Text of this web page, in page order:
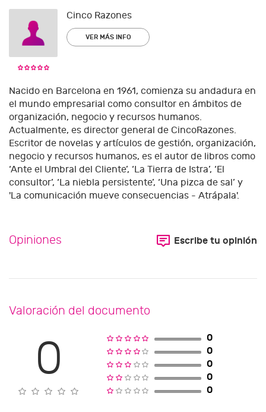
Cinco Razones
VER MÁS INFO
Nacido en Barcelona en 1961, comienza su andadura en
el mundo empresarial como consultor en ámbitos de
organización, negocio y recursos humanos.
Actualmente, es director general de CincoRazones.
Escritor de novelas y artículos de gestión, organización,
negocio y recursos humanos, es el autor de libros como
‘Ante el Umbral del Cliente’, ‘La Tierra de Istra’, ‘El
consultor’, ‘La niebla persistente’, ‘Una pizca de sal’ y
'La comunicación mueve consecuencias - Atrápala'.
Opiniones Escribe tu opinión
Valoración del documento
0
0
0
0
0
0